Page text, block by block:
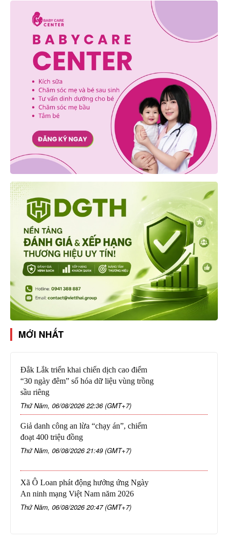
MỚI NHẤT
Đắk Lắk triển khai chiến dịch cao điểm
“30 ngày đêm” số hóa dữ liệu vùng trồng
sầu riêng
Thứ Năm, 06/08/2026 22:36 (GMT+7)
Giả danh công an lừa “chạy án”, chiếm
đoạt 400 triệu đồng
Thứ Năm, 06/08/2026 21:49 (GMT+7)
Xã Ô Loan phát động hưởng ứng Ngày
An ninh mạng Việt Nam năm 2026
Thứ Năm, 06/08/2026 20:47 (GMT+7)